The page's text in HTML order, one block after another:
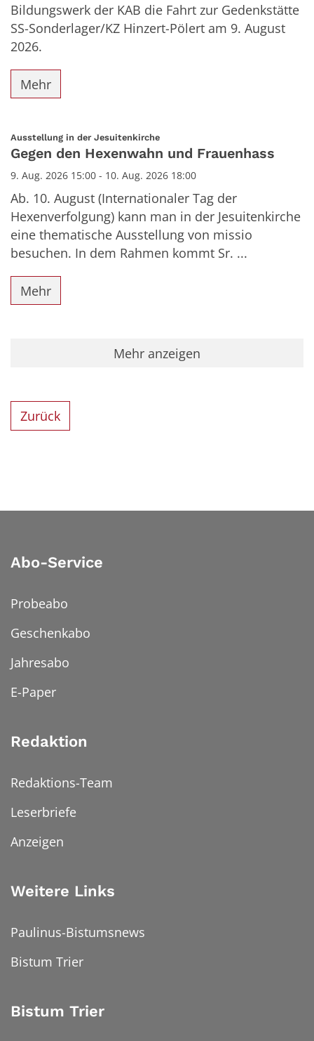
Bildungswerk der KAB die Fahrt zur Gedenkstätte
SS-Sonderlager/KZ Hinzert-Pölert am 9. August
2026.
Mehr
Ausstellung in der Jesuitenkirche:
Gegen den Hexenwahn und Frauenhass
9. Aug. 2026 15:00 - 10. Aug. 2026 18:00
Ab. 10. August (Internationaler Tag der
Hexenverfolgung) kann man in der Jesuitenkirche
eine thematische Ausstellung von missio
besuchen. In dem Rahmen kommt Sr. ...
Mehr
Mehr anzeigen
Zurück
Abo-Service
Probeabo
Geschenkabo
Jahresabo
E-Paper
Redaktion
Redaktions-Team
Leserbriefe
Anzeigen
Weitere Links
Paulinus-Bistumsnews
Bistum Trier
Bistum Trier